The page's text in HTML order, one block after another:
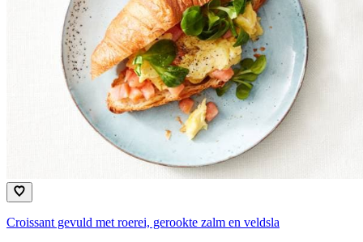
Croissant gevuld met roerei, gerookte zalm en veldsla